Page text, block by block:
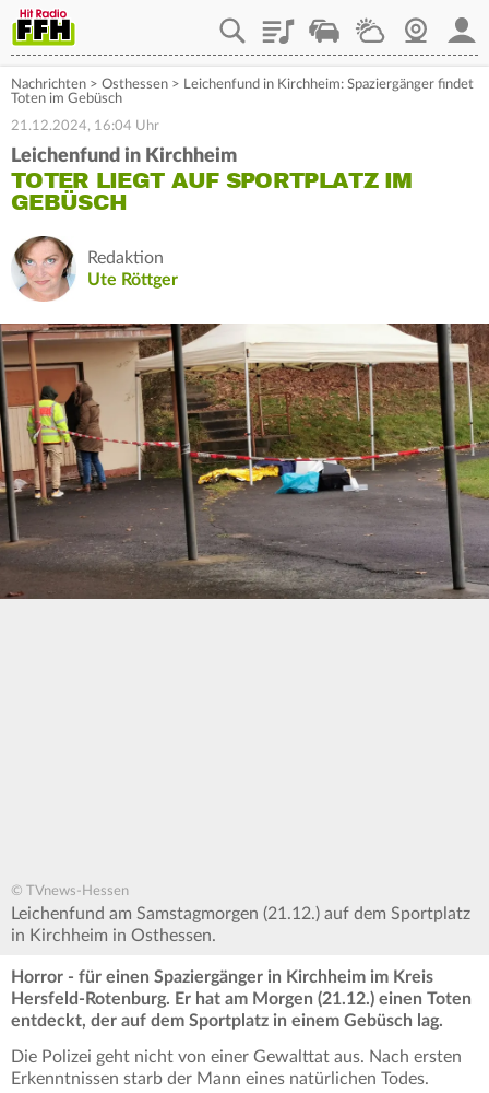
PlaylistStaupilotWetterWebcam
Nachrichten > Osthessen > Leichenfund in Kirchheim: Spaziergänger findet
Toten im Gebüsch
21.12.2024, 16:04 Uhr
Leichenfund in Kirchheim
TOTER LIEGT AUF SPORTPLATZ IM
GEBÜSCH
Redaktion
Ute Röttger
© TVnews-Hessen
Leichenfund am Samstagmorgen (21.12.) auf dem Sportplatz
in Kirchheim in Osthessen.
Horror - für einen Spaziergänger in Kirchheim im Kreis
Hersfeld-Rotenburg. Er hat am Morgen (21.12.) einen Toten
entdeckt, der auf dem Sportplatz in einem Gebüsch lag.
Die Polizei geht nicht von einer Gewalttat aus. Nach ersten
Erkenntnissen starb der Mann eines natürlichen Todes.